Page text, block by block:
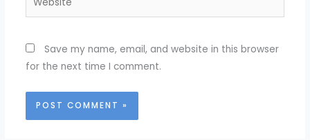
Save my name, email, and website in this browser
for the next time I comment.